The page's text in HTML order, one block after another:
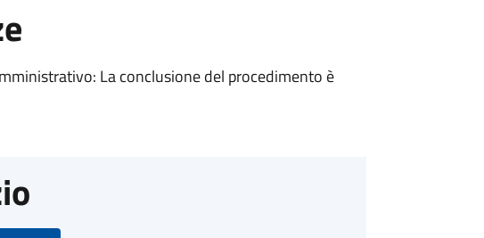
La conclusione del procedimento è